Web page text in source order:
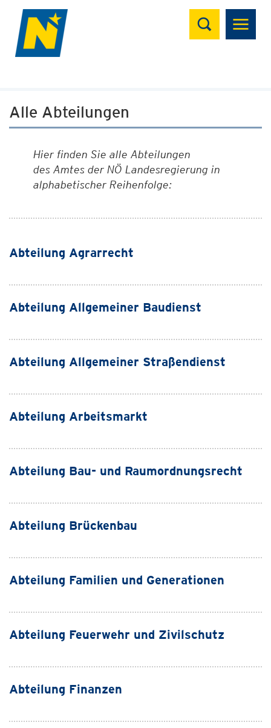
Suchen
Alle Abteilungen
Hier finden Sie alle Abteilungen
des Amtes der NÖ Landesregierung in
alphabetischer Reihenfolge:
Abteilung Agrarrecht
Abteilung Allgemeiner Baudienst
Abteilung Allgemeiner Straßendienst
Abteilung Arbeitsmarkt
Abteilung Bau- und Raumordnungsrecht
Abteilung Brückenbau
Abteilung Familien und Generationen
Abteilung Feuerwehr und Zivilschutz
Abteilung Finanzen